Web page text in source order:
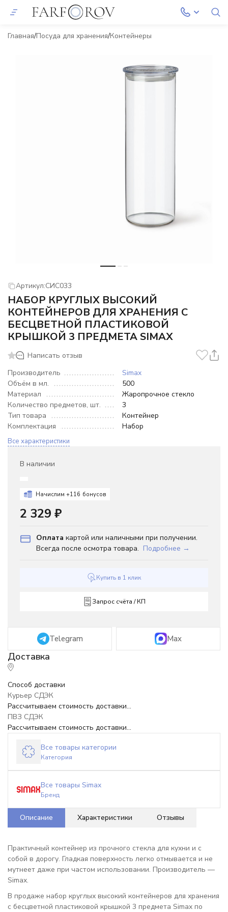
Главная Посуда для хранения Контейнеры
Артикул:СИС033
НАБОР КРУГЛЫХ ВЫСОКИЙ
КОНТЕЙНЕРОВ ДЛЯ ХРАНЕНИЯ С
БЕСЦВЕТНОЙ ПЛАСТИКОВОЙ
КРЫШКОЙ 3 ПРЕДМЕТА SIMAX
Написать отзыв
Производитель
Simax
Объём в мл.
500
Материал
Жаропрочное стекло
Количество предметов, шт.
3
Тип товара
Контейнер
Комплектация
Набор
Все характеристики
В наличии
Начислим +116 бонусов
2 329 ₽
Оплата картой или наличными при получении.
Всегда после осмотра товара. Подробнее →
Купить в 1 клик
Запрос счёта / КП
Telegram Max
Способ доставки
Курьер СДЭК
Рассчитываем стоимость доставки...
ПВЗ СДЭК
Рассчитываем стоимость доставки...
Все товары категории
Категория
Все товары Simax
Бренд
Описание Характеристики Отзывы
Практичный контейнер из прочного стекла для кухни и с
собой в дорогу. Гладкая поверхность легко отмывается и не
мутнеет даже при частом использовании. Производитель —
Simax.
В продаже набор круглых высокий контейнеров для хранения
с бесцветной пластиковой крышкой 3 предмета Simax по